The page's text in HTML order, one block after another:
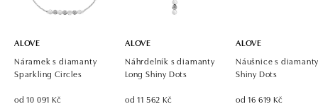
ALOVE
Náramek s diamanty
Sparkling Circles
od 10 091 Kč
ALOVE
Náhrdelník s diamanty
Long Shiny Dots
od 11 562 Kč
ALOVE
Náušnice s
Shiny Dots
od 16 619 Kč